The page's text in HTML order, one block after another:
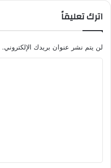
اترك تعليقاً
لن يتم نشر عنوان بريدك الإلكتروني.